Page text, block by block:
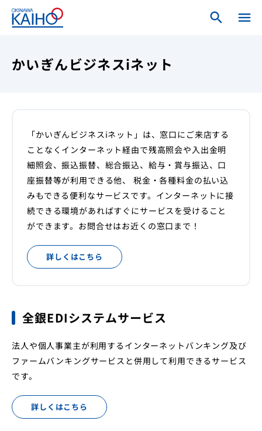
search menu
ホーム
search close
ログインメニュー
法人・個人事業主のお客さま
海邦銀行について
インフォメーション
お問い合わせ一覧
かいぎんビジネスiネット
「かいぎんビジネスiネット」は、窓口にご来店する
ことなくインターネット経由で残高照会や入出金明
細照会、振込振替、総合振込、給与・賞与振込、口
座振替等が利用できる他、 税金・各種料金の払い込
みもできる便利なサービスです。インターネットに接
続できる環境があればすぐにサービスを受けること
ができます。お問合せはお近くの窓口まで！
詳しくはこちら
全銀EDIシステムサービス
法人や個人事業主が利用するインターネットバンキング及び
ファームバンキングサービスと併用して利用できるサービス
です。
詳しくはこちら